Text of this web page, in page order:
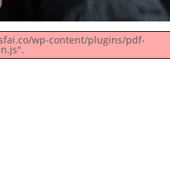
wp-content/plugins/pdf-